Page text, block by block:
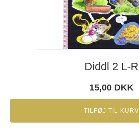
Diddl 2 L-R
15,00 DKK
TILFØJ TIL KURV